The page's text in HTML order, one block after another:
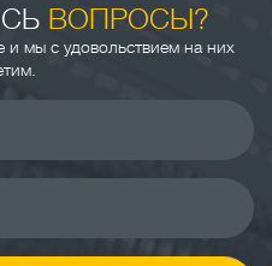
ВОПРОСЫ?
и мы с удовольствием на них